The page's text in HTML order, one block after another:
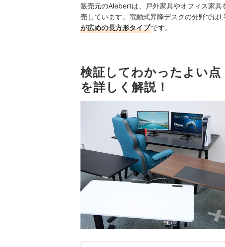
販売元のAlebertは、戸外家具やオフィス家
売しています。電動式昇降デスクの分野では
が広めの長方形タイプです。
検証してわかったよい
を詳しく解説！